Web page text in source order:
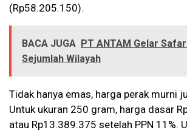
(Rp58.205.150).
BACA JUGA PT ANTAM Gelar
Sejumlah Wilayah
Tidak hanya emas, harga perak murni
Untuk ukuran 250 gram, harga dasar
atau Rp13.389.375 setelah PPN 11%.